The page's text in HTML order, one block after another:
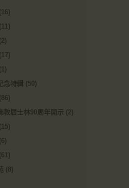
(16)
(11)
(2)
(17)
(1)
念特輯 (50)
(86)
教居士林90周年開示 (2)
(15)
(6)
(61)
(8)